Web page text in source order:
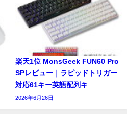
楽天1位 MonsGeek FUN60 Pro
SPレビュー｜ラピッドトリガー
対応61キー英語配列キ
2026年6月26日